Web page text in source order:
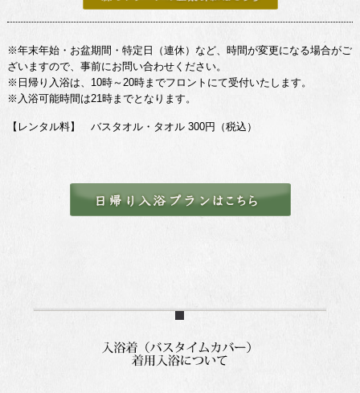
※年末年始・お盆期間・特定日（連休）など、時間が変更になる場合がご
ざいますので、事前にお問い合わせください。
※日帰り入浴は、10時～20時までフロントにて受付いたします。
※入浴可能時間は21時までとなります。
【レンタル料】 バスタオル・タオル 300円（税込）